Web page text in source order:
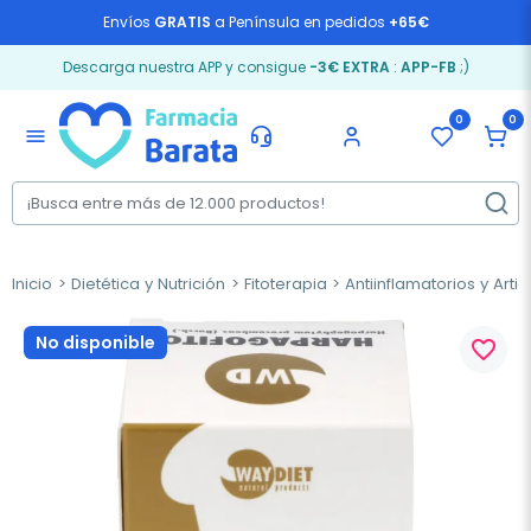
Envíos GRATIS a Península en pedidos +65€
Descarga nuestra APP y consigue -3€ EXTRA: APP-FB ;)
menu
0 0
Inicio Dietética y Nutrición Fitoterapia Antiinflamatorios y
No disponible favorite_border